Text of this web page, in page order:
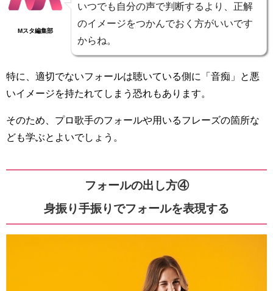
Mスタ編集部
いつでも自分の声で判断するより、正解
のイメージをつかんでおく方がいいです
からね。
特に、適切でないフォールは聴いている側に「音痴」と悪
いイメージを持たれてしまう恐れもあります。
そのため、プロ歌手のフォールや用いるフレーズの箇所な
ども学ぶとよいでしょう。
フォールの出し方④
身振り手振りでフォールを表現する